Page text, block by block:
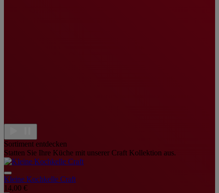
Sortiment entdecken
Statten Sie Ihre Küche mit unserer Craft Kollektion aus.
Kleine Kochkelle Craft
14,00 €